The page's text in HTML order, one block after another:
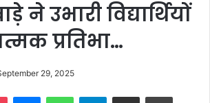
ने उभारी विद्यार्थियों
प्रतिभा…
29, 2025
Telegram